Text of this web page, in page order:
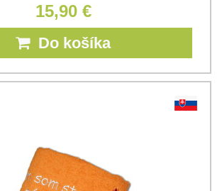
15,90 €
Do košíka